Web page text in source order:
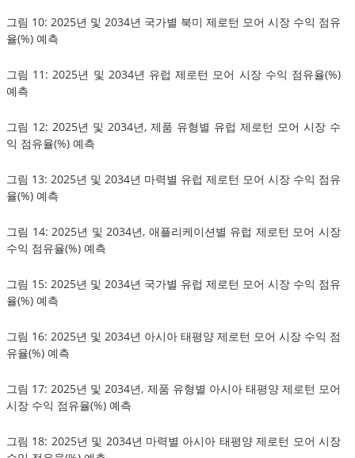
그림 10: 2025년 및 2034년 국가별 북미 제로턴 모어 시장 수익 점유
율(%) 예측
그림 11: 2025년 및 2034년 유럽 제로턴 모어 시장 수익 점유율(%)
예측
그림 12: 2025년 및 2034년, 제품 유형별 유럽 제로턴 모어 시장 수
익 점유율(%) 예측
그림 13: 2025년 및 2034년 마력별 유럽 제로턴 모어 시장 수익 점유
율(%) 예측
그림 14: 2025년 및 2034년, 애플리케이션별 유럽 제로턴 모어 시장
수익 점유율(%) 예측
그림 15: 2025년 및 2034년 국가별 유럽 제로턴 모어 시장 수익 점유
율(%) 예측
그림 16: 2025년 및 2034년 아시아 태평양 제로턴 모어 시장 수익 점
유율(%) 예측
그림 17: 2025년 및 2034년, 제품 유형별 아시아 태평양 제로턴 모어
시장 수익 점유율(%) 예측
그림 18: 2025년 및 2034년 마력별 아시아 태평양 제로턴 모어 시장